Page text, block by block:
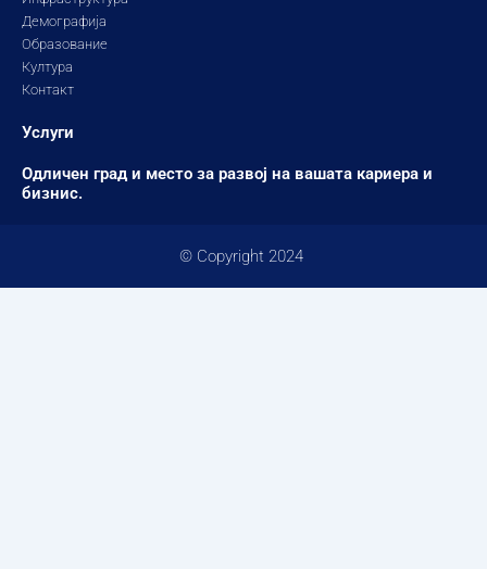
Демографија
Образование
Култура
Контакт
Услуги
Одличен град и место за развој на вашата кариера и
бизнис.
© Copyright 2024